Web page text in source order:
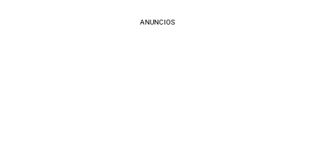
ANUNCIOS